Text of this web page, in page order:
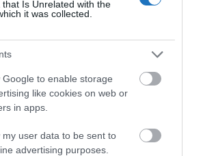
that Is Unrelated with the
it was collected.
Google to enable storage
like cookies on web or
in apps.
my user data to be sent to
advertising purposes.
számára pedig konkrét
is legyen a cikkben, íme:
31-ig foglalsz Emirates repjegyet
2021. május 31-ig leutaznál,
során, a mobilappban, vagy a
os kedvezményt kapsz, ha beírod a